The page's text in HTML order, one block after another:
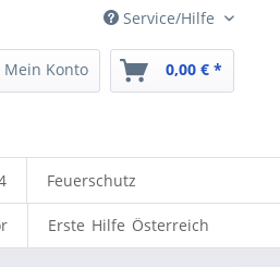
Service/Hilfe
Mein Konto 0,00 € *
Feuerschutz
Erste Hilfe Österreich